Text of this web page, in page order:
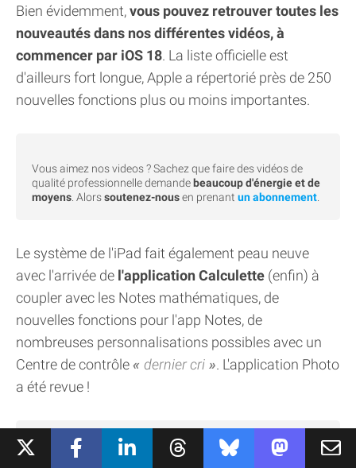
Bien évidemment,vous pouvez retrouver toutes les
nouveautés dans nos différentes vidéos, à
commencer par iOS 18. La liste officielle est
d'ailleurs fort longue, Apple a répertorié près de 250
nouvelles fonctions plus ou moins importantes.
Vous aimez nos videos ? Sachez que faire des vidéos de
qualité professionnelle demande beaucoup d'énergie et de
moyens . Alorssoutenez-nousen prenant un abonnement
Le système de l'iPad fait également peau neuve
avec l'arrivée de l'application Calculette (enfin) à
coupler avec les Notes mathématiques, de
nouvelles fonctions pour l'app Notes, de
nombreuses personnalisations possibles avec un
Centre de contrôle
dernier cri
. L'application Photo
a été revue !
Vous aimez nos videos ? Sachez que faire des vidéos de